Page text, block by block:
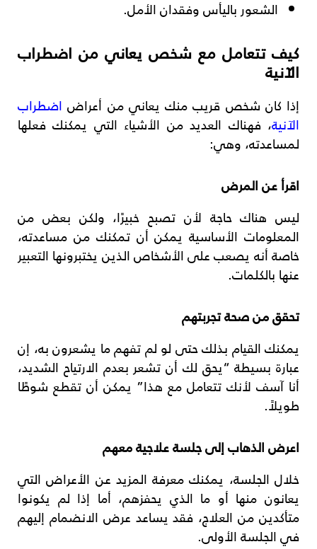
الشعور باليأس وفقدان الأمل.
كيف تتعامل مع شخص يعاني من اضطراب
الآنية
إذا كان شخص قريب منك يعاني من أعراض اضطراب
الآنية، فهناك العديد من الأشياء التي يمكنك فعلها
لمساعدته، وهي:
اقرأ عن المرض
ليس هناك حاجة لأن تصبح خبيرًا، ولكن بعض من
المعلومات الأساسية يمكن أن تمكنك من مساعدته،
خاصة أنه يصعب على الأشخاص الذين يختبرونها التعبير
عنها بالكلمات.
تحقق من صحة تجربتهم
يمكنك القيام بذلك حتى لو لم تفهم ما يشعرون به، إن
عبارة بسيطة “يحق لك أن تشعر بعدم الارتياح الشديد،
أنا آسف لأنك تتعامل مع هذا” يمكن أن تقطع شوطًا
طويلاً.
اعرض الذهاب إلى جلسة علاجية معهم
خلال الجلسة، يمكنك معرفة المزيد عن الأعراض التي
يعانون منها أو ما الذي يحفزهم، أما إذا لم يكونوا
متأكدين من العلاج، فقد يساعد عرض الانضمام إليهم
في الجلسة الأولى.